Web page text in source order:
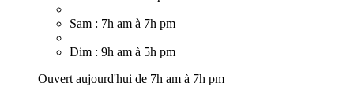
Sam : 7h am à 7h pm
Dim : 9h am à 5h pm
Ouvert aujourd'hui de 7h am à 7h pm